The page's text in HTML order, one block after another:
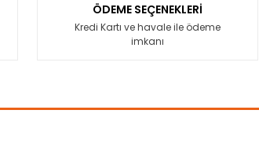
ÖDEME SEÇENEKLERİ
Kredi Kartı ve havale ile ödeme
imkanı